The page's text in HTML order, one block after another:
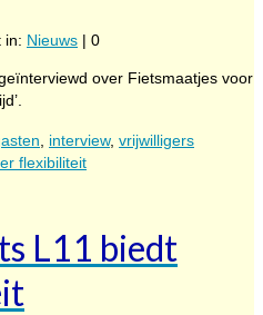
in: Nieuws | 0
over Fietsmaatjes voor
interview, vrijwilligers
L11 biedt